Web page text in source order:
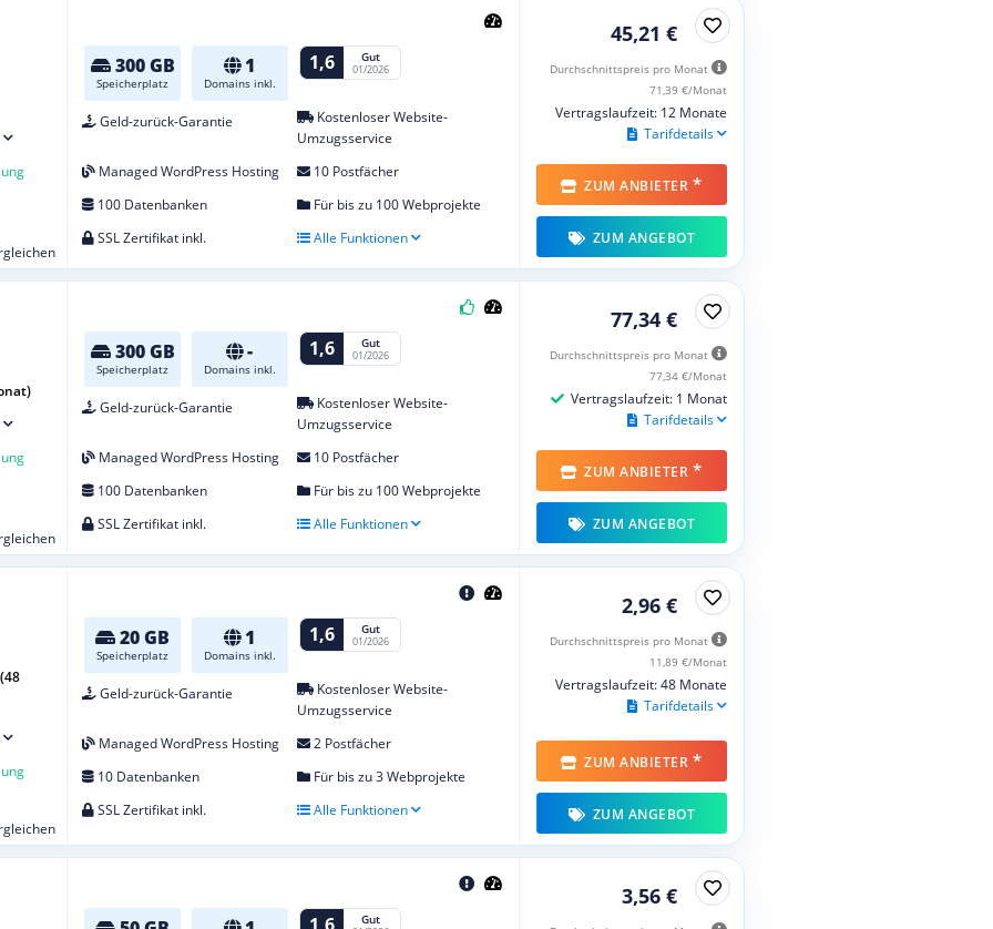
300 GB
Speicherplatz
1
Domains inkl.
1,6 Gut
01/2026
Geld-zurück-Garantie
Kostenloser Website-
Umzugsservice
Managed WordPress Hosting
10 Postfächer
100 Datenbanken
Für bis zu 100 Webprojekte
SSL Zertifikat inkl.
Alle Funktionen
45,21 €
Durchschnittspreis pro Monat
71,39 €/Monat
Vertragslaufzeit: 12 Monate
Tarifdetails
ZUM ANBIETER *
ZUM ANGEBOT
300 GB
Speicherplatz
-
Domains inkl.
1,6 Gut
01/2026
Geld-zurück-Garantie
Kostenloser Website-
Umzugsservice
Managed WordPress Hosting
10 Postfächer
100 Datenbanken
Für bis zu 100 Webprojekte
SSL Zertifikat inkl.
Alle Funktionen
77,34 €
Durchschnittspreis pro Monat
77,34 €/Monat
Vertragslaufzeit: 1 Monat
Tarifdetails
ZUM ANBIETER *
ZUM ANGEBOT
20 GB
Speicherplatz
1
Domains inkl.
1,6 Gut
01/2026
Geld-zurück-Garantie
Kostenloser Website-
Umzugsservice
Managed WordPress Hosting
2 Postfächer
10 Datenbanken
Für bis zu 3 Webprojekte
SSL Zertifikat inkl.
Alle Funktionen
2,96 €
Durchschnittspreis pro Monat
11,89 €/Monat
Vertragslaufzeit: 48 Monate
Tarifdetails
ZUM ANBIETER *
ZUM ANGEBOT
Gut
3,56 €